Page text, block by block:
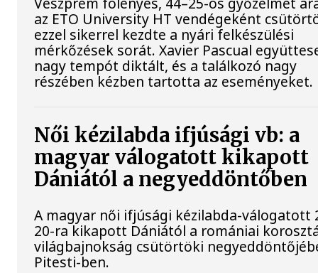
az ETO University HT vendégeként
ezzel sikerrel kezdte a nyári felkészülési
mérkőzések sorát. Xavier Pascual
nagy tempót diktált, és a találkozó nagy
részében kézben tartotta az eseményeket.
Női kézilabda ifjúsági vb: a
magyar válogatott kikapott
Dániától a negyeddöntőben
A magyar női ifjúsági kézilabda-válogatott
20-ra kikapott Dániától a romániai
világbajnokság csütörtöki
Pitesti-ben.